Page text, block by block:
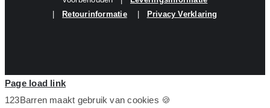
Retourinformatie| Privacy Verklaring
Page load link
123Barren maakt gebruik van cookies 🍪